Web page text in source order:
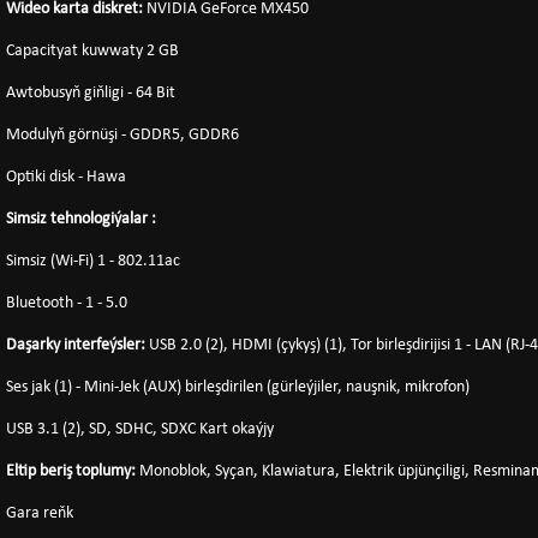
Wideo karta diskret: NVIDIA GeForce MX450
Capacityat kuwwaty 2 GB
Awtobusyň giňligi - 64 Bit
Modulyň görnüşi - GDDR5, GDDR6
Optiki disk - Hawa
Simsiz tehnologiýalar :
Simsiz (Wi-Fi) 1 - 802.11ac
Bluetooth - 1 - 5.0
Daşarky interfeýsler: USB 2.0 (2), HDMI (çykyş) (1), Tor birleşdirijisi 1 - LAN (RJ-
Ses jak (1) - Mini-Jek (AUX) birleşdirilen (gürleýjiler, nauşnik, mikrofon)
USB 3.1 (2), SD, SDHC, SDXC Kart okaýjy
Eltip beriş toplumy: Monoblok, Syçan, Klawiatura, Elektrik üpjünçiligi,
Gara reňk